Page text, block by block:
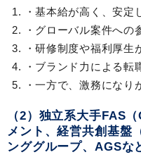
基本給が高く、安定
グローバル案件への
研修制度や福利厚生
ブランド力による転
一方で、激務になり
（2）独立系大手FAS
メント、経営共創基盤
ンググループ、AGSな